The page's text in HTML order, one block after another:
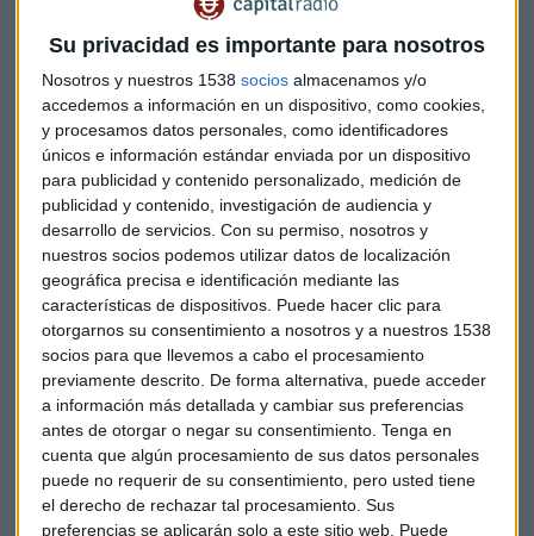
Su privacidad es importante para nosotros
Nosotros y nuestros 1538 socios almacenamos y/o
accedemos a información en un dispositivo, como cookies,
y procesamos datos personales, como identificadores
únicos e información estándar enviada por un dispositivo
para publicidad y contenido personalizado, medición de
publicidad y contenido, investigación de audiencia y
desarrollo de servicios. Con su permiso, nosotros y
nuestros socios podemos utilizar datos de localización
geográfica precisa e identificación mediante las
características de dispositivos. Puede hacer clic para
otorgarnos su consentimiento a nosotros y a nuestros 1538
socios para que llevemos a cabo el procesamiento
previamente descrito. De forma alternativa, puede acceder
a información más detallada y cambiar sus preferencias
antes de otorgar o negar su consentimiento. Tenga en
cuenta que algún procesamiento de sus datos personales
puede no requerir de su consentimiento, pero usted tiene
el derecho de rechazar tal procesamiento. Sus
preferencias se aplicarán solo a este sitio web. Puede
Otro aspecto de sus cuentas es la
elevada deuda que
arrastra la compañía. ParaCastelo, "la deuda neta se
reduce 693 millones de euros respecto de la registrada a
cierre del 2018".
Los ingresos en casi todos los mercados en los que
opera Telefónica también suben. "Creo que es positivo y
también se observa un crecimiento en los clientes de más
valor añadido", señala el experto.
El lado negativo de los resultados
"La compañía ha incumplido lasexpectativas del
consenso en cuanto alEBITDAexcluyendo el impacto de
la nueva norma y de resultados extraordinarios", es uno de
los aspectos que destacan desdeiBroker .